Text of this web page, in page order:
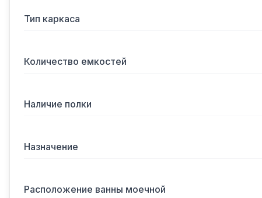
Тип каркаса
Количество емкостей
Наличие полки
Назначение
Расположение ванны моечной